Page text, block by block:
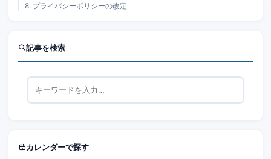
8. プライバシーポリシーの改定
記事を検索
カレンダーで探す